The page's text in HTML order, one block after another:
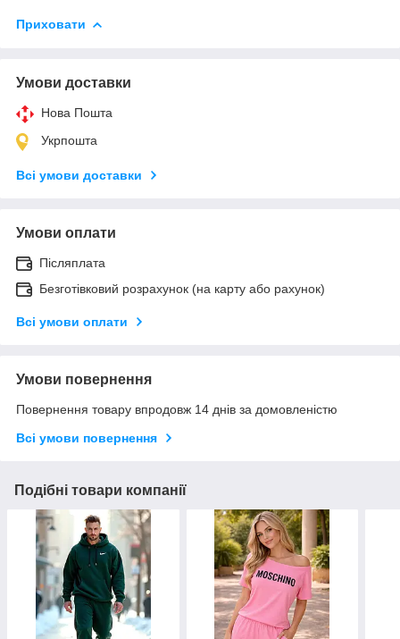
Приховати
Умови доставки
Нова Пошта
Укрпошта
Всі умови доставки
Умови оплати
Післяплата
Безготівковий розрахунок (на карту або рахунок)
Всі умови оплати
Умови повернення
Повернення товару впродовж 14 днів за домовленістю
Всі умови повернення
Подібні товари компанії